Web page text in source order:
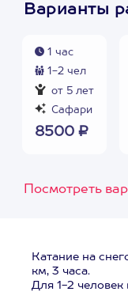
Варианты
1 час
1-2 чел
от 5 лет
Сафари
8500 ₽
Посмотреть
Катание на
км, 3 часа.
Для 1-2 человек